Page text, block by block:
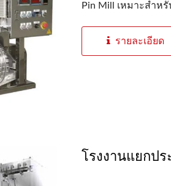
Pin Mill เหมาะสำห
รายละเอียด
โรงงานแยกป